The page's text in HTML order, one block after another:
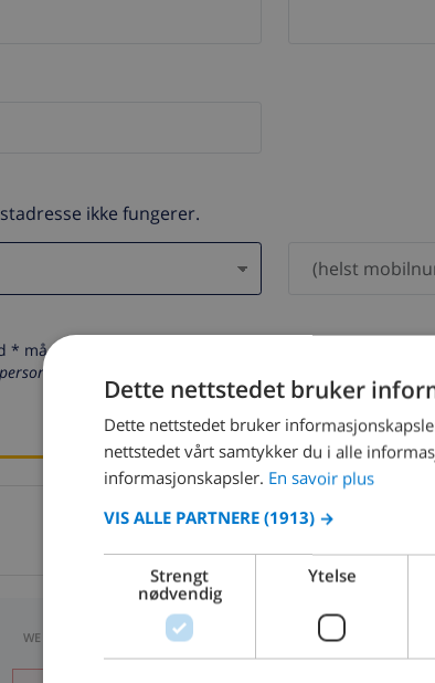
ikke fungerer.
må fylles ut)
Dine personalia vil aldri bli delt med andre.
WED SAT MON
Dette nettstedet bruker
Dette nettstedet bruker
nettstedet vårt samtykker du i alle
informasjonskapsler. En savoir plus
VIS ALLE PARTNERE (1913) →
Strengt
nødvendig
Ytelse